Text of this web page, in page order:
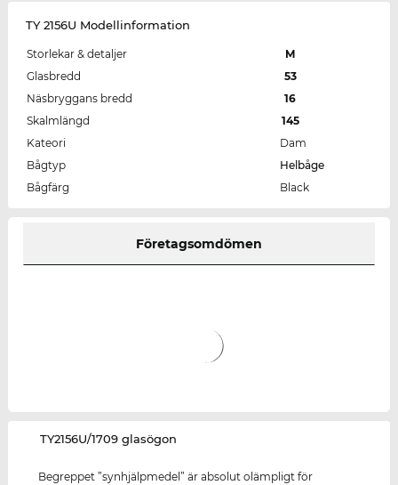
TY 2156U Modellinformation
Storlekar & detaljer
M
Glasbredd
53
Näsbryggans bredd
16
Skalmlängd
145
Kateori
Dam
Bågtyp
Helbåge
Bågfärg
Black
Företagsomdömen
‌TY2156U/1709 glasögon
Begreppet ”synhjälpmedel” är absolut olämpligt för